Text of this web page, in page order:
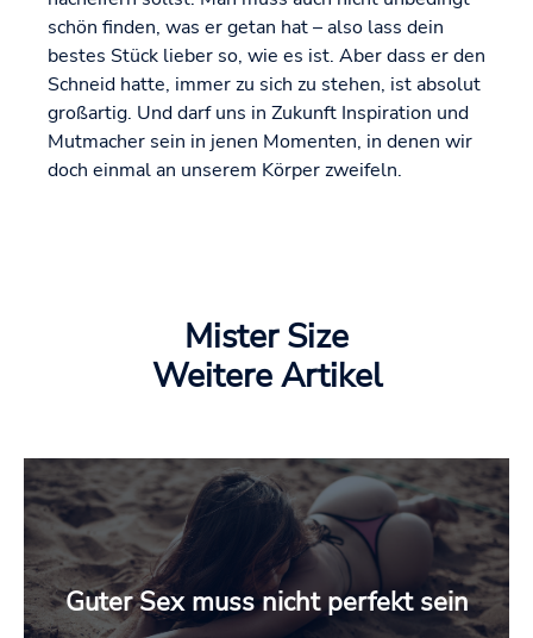
schön finden, was er getan hat – also lass dein
bestes Stück lieber so, wie es ist. Aber dass er den
Schneid hatte, immer zu sich zu stehen, ist absolut
großartig. Und darf uns in Zukunft Inspiration und
Mutmacher sein in jenen Momenten, in denen wir
doch einmal an unserem Körper zweifeln.
Mister Size
Weitere Artikel
Guter Sex muss nicht perfekt sein